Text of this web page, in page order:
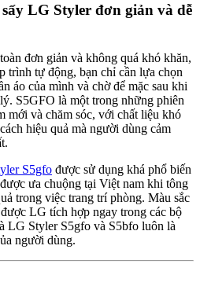
LG Styler đơn giản và dễ
đơn giản và không quá khó khăn,
trình tự động, bạn chỉ cần lựa chọn
áo của mình và chờ để mặc sau khi
S5GFO là một trong những phiên
mới và chăm sóc, với chất liệu khó
hiệu quả mà người dùng cảm
S5gfo được sử dụng khá phổ biến
ưa chuộng tại Việt nam khi tông
trong việc trang trí phòng. Màu sắc
LG tích hợp ngay trong các bộ
LG Styler S5gfo và S5bfo luôn là
người dùng.